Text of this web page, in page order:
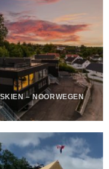
SKIEN – NOORWEGEN